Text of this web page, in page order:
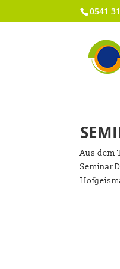
0541
Aus dem
Seminar